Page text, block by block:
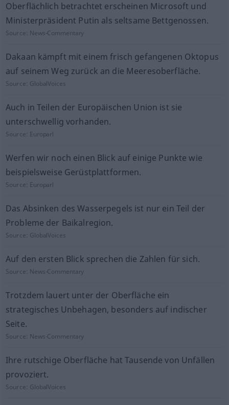
Oberflächlich betrachtet erscheinen Microsoft und
Ministerpräsident Putin als seltsame Bettgenossen.
Source: News-Commentary
Dakaan kämpft mit einem frisch gefangenen Oktopus
auf seinem Weg zurück an die Meeresoberfläche.
Source: GlobalVoices
Auch in Teilen der Europäischen Union ist sie
unterschwellig vorhanden.
Source: Europarl
Werfen wir noch einen Blick auf einige Punkte wie
beispielsweise Gerüstplattformen.
Source: Europarl
Das Absinken des Wasserpegels ist nur ein Teil der
Probleme der Baikalregion.
Source: GlobalVoices
Auf den ersten Blick sprechen die Zahlen für sich.
Source: News-Commentary
Trotzdem lauert unter der Oberfläche ein
strategisches Unbehagen, besonders auf indischer
Seite.
Source: News-Commentary
Ihre rutschige Oberfläche hat Tausende von Unfällen
provoziert.
Source: GlobalVoices